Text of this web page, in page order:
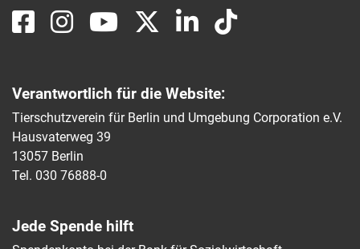
Verantwortlich für die Website:
Tierschutzverein für Berlin und Umgebung Corporation e.V.
Hausvaterweg 39
13057 Berlin
Tel. 030 76888-0
Jede Spende hilft